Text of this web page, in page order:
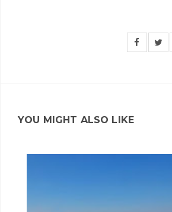
YOU MIGHT ALSO LIKE